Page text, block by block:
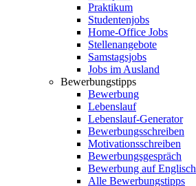
Praktikum
Studentenjobs
Home-Office Jobs
Stellenangebote
Samstagsjobs
Jobs im Ausland
Bewerbungstipps
Bewerbung
Lebenslauf
Lebenslauf-Generator
Bewerbungsschreiben
Motivationsschreiben
Bewerbungsgespräch
Bewerbung auf Englisch
Alle Bewerbungstipps